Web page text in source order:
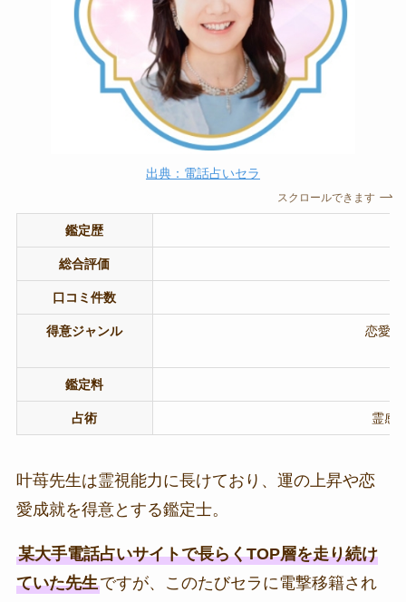
出典：電話占いセラ
スクロールできます
鑑定歴
総合評価
口コミ件数
得意ジャンル 恋愛
鑑定料
占術 霊感/
叶苺先生は霊視能力に長けており、運の上昇や恋
愛成就を得意とする鑑定士。
某大手電話占いサイトで長らくTOP層を走り続け
ていた先生ですが、このたびセラに電撃移籍され